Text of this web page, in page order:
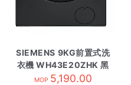
SIEMENS 9KG前置式洗
衣機 WH43E20ZHK 黑
色
MOP 5,190.00